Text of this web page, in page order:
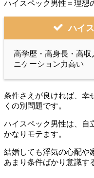
ハイスペック男性＝理想
ハイ
高学歴・高身長・高収
ニケーション力高い
条件さえが良ければ、幸
くの別問題です。
ハイスペック男性は、自
かなりモテます。
結婚しても浮気の心配や
あまり条件ばかり意識す